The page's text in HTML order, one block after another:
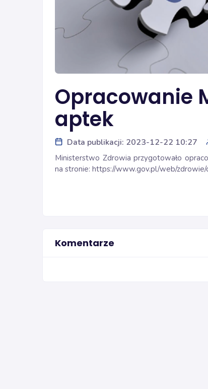
Opracowanie
aptek
Data publikacji: 2023-12-22 10:27
Ministerstwo Zdrowia przygotowało
na stronie: https://www.gov.pl/web/zdrowie/
Komentarze